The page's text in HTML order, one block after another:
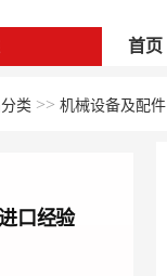
首页
类 >> 机械设备及配件
口经验